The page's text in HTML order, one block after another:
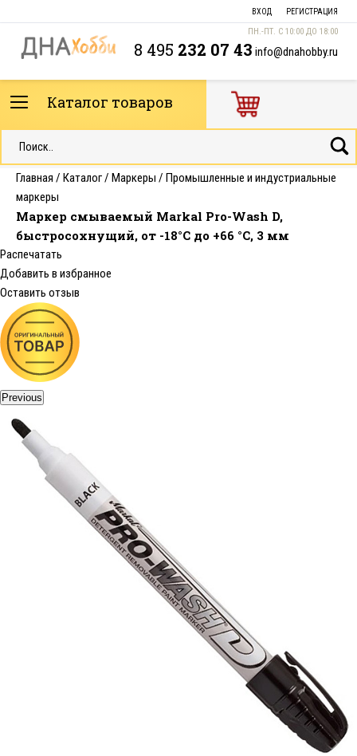
ВХОД РЕГИСТРАЦИЯ
ПН.-ПТ. С 10:00 ДО 18:00
8 495 232 07 43 info@dnahobby.ru
Каталог товаров
Главная / Каталог/ Маркеры / Промышленные и индустриальные
маркеры
Маркер смываемый Markal Pro-Wash D,
быстросохнущий, от -18°C до +66 °C, 3 мм
Распечатать
Добавить в избранное
Оставить отзыв
Previous